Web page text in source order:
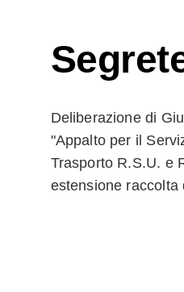
Deliberazione di
"Appalto per il
Trasporto R.S.U. e
estensione raccolta